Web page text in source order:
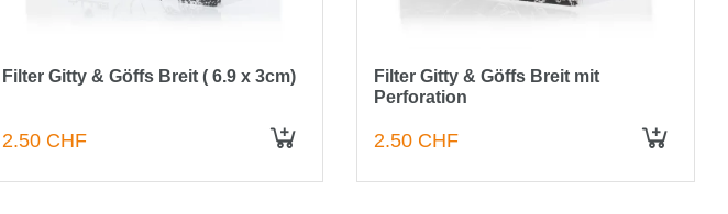
Filter Gitty & Göffs Breit ( 6.9 x 3cm)
2.50 CHF
Filter Gitty & Göffs Breit mit
Perforation
2.50 CHF